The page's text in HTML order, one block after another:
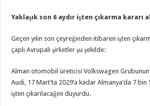
Yaklaşık son 6 aydır işten çıkarma kararı
Geçen yılın son çeyreğinden itibaren işten
çaplı Avrupalı şirketler şu şekilde:
Alman otomobil üreticisi Volkswagen
Audi, 17 Mart’ta 2029’a kadar Almanya’da 7 bin
işten çıkarılacağını duyurdu.